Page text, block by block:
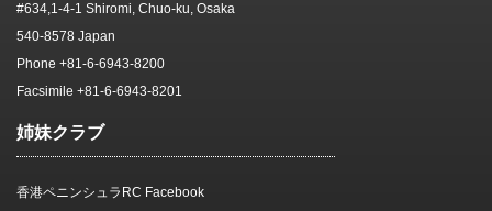
#634,1-4-1 Shiromi, Chuo-ku, Osaka
540-8578 Japan
Phone +81-6-6943-8200
Facsimile +81-6-6943-8201
姉妹クラブ
香港ペニンシュラRC Facebook